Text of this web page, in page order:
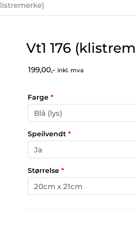
Vt1 176
199,00,- inkl. mva
Farge *
Speilvendt *
Størrelse *